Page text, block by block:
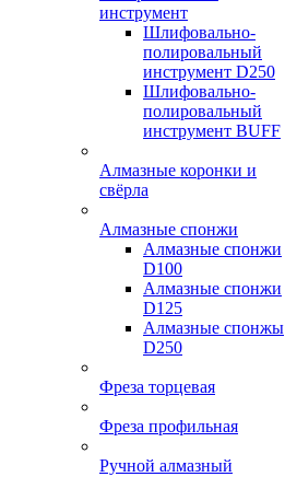
инструмент
Шлифовально-
полировальный
инструмент D250
Шлифовально-
полировальный
инструмент BUFF
Алмазные коронки и
свёрла
Алмазные спонжи
Алмазные спонжи
D100
Алмазные спонжи
D125
Алмазные спонжы
D250
Фреза торцевая
Фреза профильная
Ручной алмазный